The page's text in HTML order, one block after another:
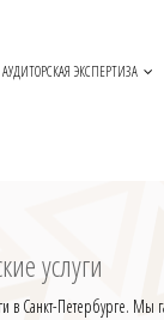
АУДИТОРСКАЯ ЭКСПЕРТИЗА
услуги
в Санкт-Петербурге.